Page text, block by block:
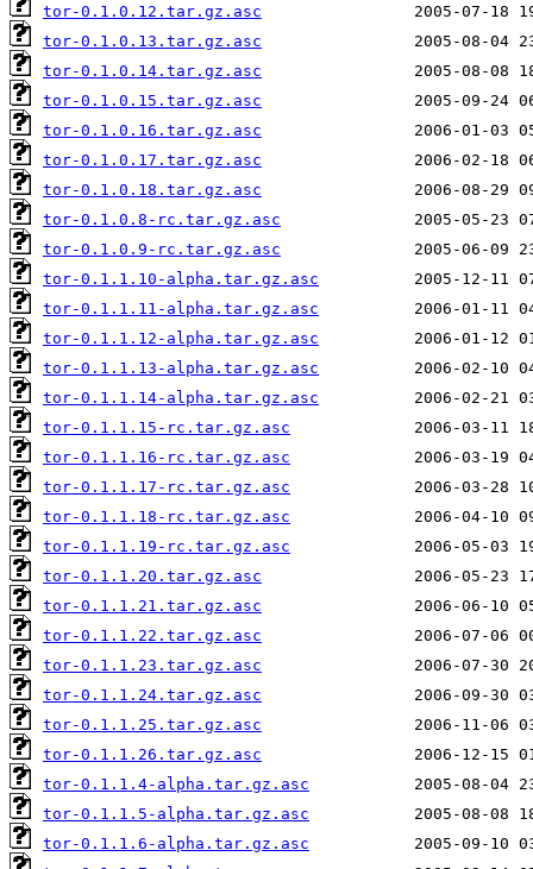
tor-0.1.0.12.tar.gz.asc
tor-0.1.0.13.tar.gz.asc
tor-0.1.0.14.tar.gz.asc
tor-0.1.0.15.tar.gz.asc
tor-0.1.0.16.tar.gz.asc
tor-0.1.0.17.tar.gz.asc
tor-0.1.0.18.tar.gz.asc
tor-0.1.0.8-rc.tar.gz.asc
tor-0.1.0.9-rc.tar.gz.asc
tor-0.1.1.10-alpha.tar.gz.asc
tor-0.1.1.11-alpha.tar.gz.asc
tor-0.1.1.12-alpha.tar.gz.asc
tor-0.1.1.13-alpha.tar.gz.asc
tor-0.1.1.14-alpha.tar.gz.asc
tor-0.1.1.15-rc.tar.gz.asc
tor-0.1.1.16-rc.tar.gz.asc
tor-0.1.1.17-rc.tar.gz.asc
tor-0.1.1.18-rc.tar.gz.asc
tor-0.1.1.19-rc.tar.gz.asc
tor-0.1.1.20.tar.gz.asc
tor-0.1.1.21.tar.gz.asc
tor-0.1.1.22.tar.gz.asc
tor-0.1.1.23.tar.gz.asc
tor-0.1.1.24.tar.gz.asc
tor-0.1.1.25.tar.gz.asc
tor-0.1.1.26.tar.gz.asc
tor-0.1.1.4-alpha.tar.gz.asc
tor-0.1.1.5-alpha.tar.gz.asc
tor-0.1.1.6-alpha.tar.gz.asc